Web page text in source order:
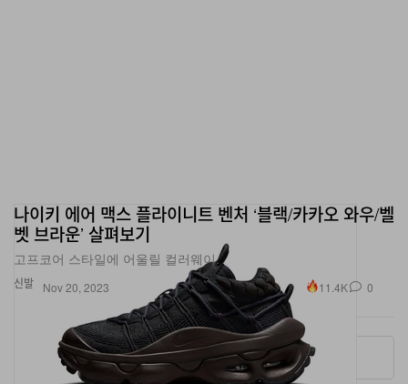
신발
나이키 에어 맥스 플라이니트 벤처 ‘블랙/카카오 와우/벨
벳 브라운’ 살펴보기
고프코어 스타일에 어울릴 컬러웨이.
Nov 20, 2023 11.4K 0
More ▾